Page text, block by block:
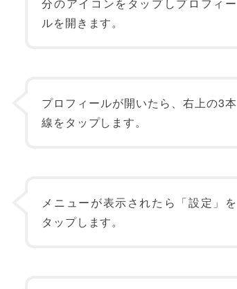
ルを開きます。
プロフィールが開いたら、右上の3本
線をタップします。
メニューが表示されたら「設定」を
タップします。